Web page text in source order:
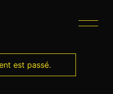
est passé.